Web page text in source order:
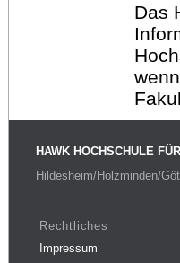
Das
HAWK HOCHSCHULE
Hildesheim/Holzminden/
Rechtliches
Impressum